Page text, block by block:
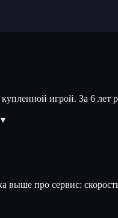
игрой. За 6
▾
выше про сервис: